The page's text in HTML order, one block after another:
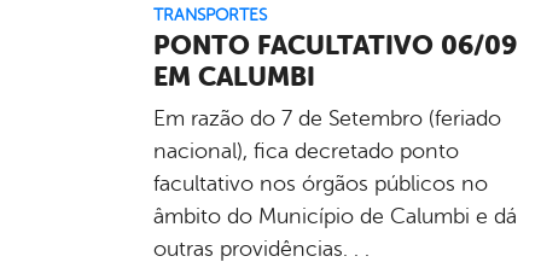
TRANSPORTES
PONTO FACULTATIVO 06/09
EM CALUMBI
Em razão do 7 de Setembro (feriado
nacional), fica decretado ponto
facultativo nos órgãos públicos no
âmbito do Município de Calumbi e dá
outras providências. . .